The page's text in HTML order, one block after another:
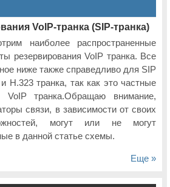
VoIP-транка (SIP-транка)
наиболее распространенные
резервирования VoIP транка. Все
ниже также справедливо для SIP
H.323 транка, так как это частные
VoIP транка.Обращаю внимание,
связи, в зависимости от своих
могут или не могут
в данной статье схемы.
Еще »